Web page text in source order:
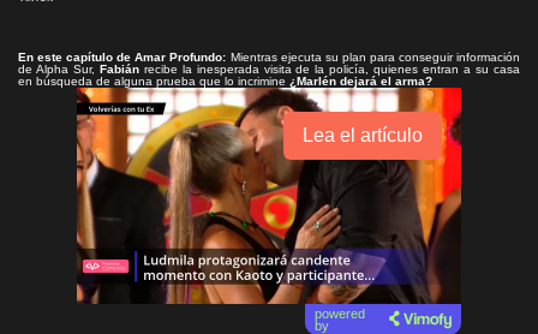
En este capítulo deAmar Profundo: Mientras ejecuta su plan para conseguir información
de Alpha Sur, Fabián recibe la inesperada visita de la policía, quienes entran a su casa
en búsqueda de alguna prueba que lo incrimine ¿Marlén dejará el arma?
Lea el artículo
powered
by